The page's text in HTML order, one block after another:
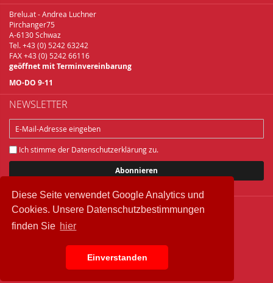
Diese Seite verwendet Google Analytics und
Cookies. Unsere Datenschutzbestimmungen
finden Sie hier
Einverstanden
Brelu.at - Andrea Luchner
Pirchanger75
A-6130 Schwaz
Tel. +43 (0) 5242 63242
FAX +43 (0) 5242 66116
geöffnet mit Terminvereinbarung
MO-DO 9-11
NEWSLETTER
Ich stimme der Datenschutzerklärungzu.
Abonnieren
Copyright © 2018 Brelu.at Brennereifachbedarf
Datenschutz
IMPRESSUM
AGB